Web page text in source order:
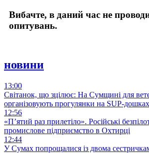
Вибачте, в даний час не
опитувань.
новини
13:00
Світанок, що зцілює: На Сумщині для
організовують прогулянки на SUP-дошках
12:56
«П’ятий раз прилетіло». Російські
промислове підприємство в Охтирці
12:44
У Сумах попрощалися із двома